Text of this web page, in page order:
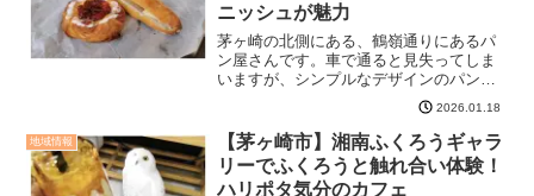
ニッシュが魅力
茅ヶ崎の北側にある、鶴嶺通りにあるパ
ン屋さんです。車で通ると見失ってしま
いますが、シンプルなデザインのパン屋
さんで、実は隠れた人気店モンベランジ
ュさんです。モンベランジュの店内に広
がるパンの香り中へ入ると、ガラスケー
スに並んだずらりとパンの...
2026.01.18
地域情報
【茅ヶ崎市】湘南ふくろうギャラ
リーでふくろうと触れ合い体験！
ハリポタ気分のカフェ